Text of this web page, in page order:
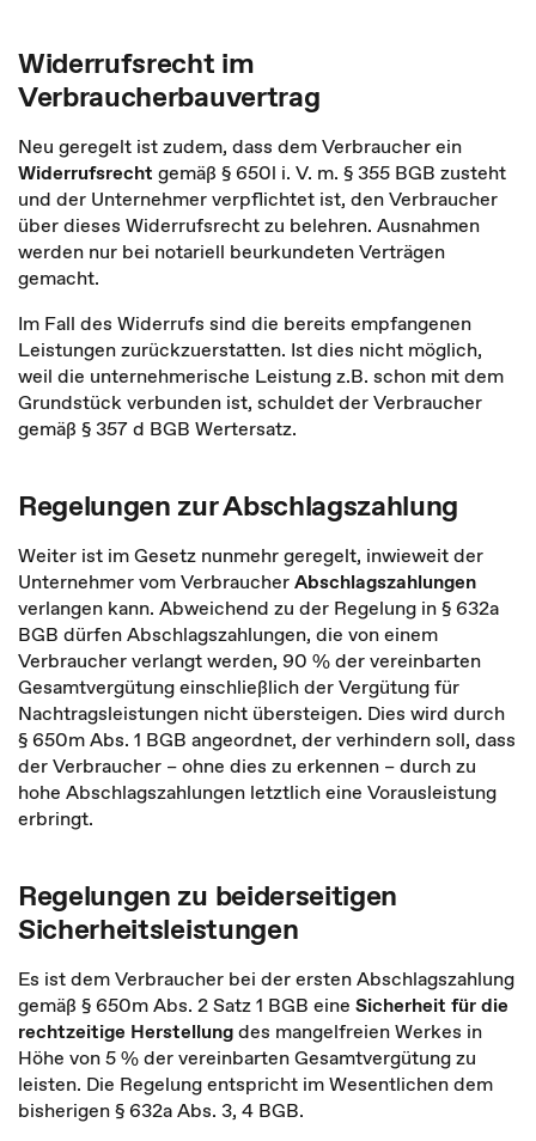
Widerrufsrecht im
Verbraucherbauvertrag
Neu geregelt ist zudem, dass dem Verbraucher ein
Widerrufsrecht gemäß § 650l i. V. m. § 355 BGB zusteht
und der Unternehmer verpflichtet ist, den Verbraucher
über dieses Widerrufsrecht zu belehren. Ausnahmen
werden nur bei notariell beurkundeten Verträgen
gemacht.
Im Fall des Widerrufs sind die bereits empfangenen
Leistungen zurückzuerstatten. Ist dies nicht möglich,
weil die unternehmerische Leistung z.B. schon mit dem
Grundstück verbunden ist, schuldet der Verbraucher
gemäß § 357 d BGB Wertersatz.
Regelungen zur Abschlagszahlung
Weiter ist im Gesetz nunmehr geregelt, inwieweit der
Unternehmer vom VerbraucherAbschlagszahlungen
verlangen kann. Abweichend zu der Regelung in § 632a
BGB dürfen Abschlagszahlungen, die von einem
Verbraucher verlangt werden, 90 % der vereinbarten
Gesamtvergütung einschließlich der Vergütung für
Nachtragsleistungen nicht übersteigen. Dies wird durch
§ 650m Abs. 1 BGB angeordnet, der verhindern soll, dass
der Verbraucher – ohne dies zu erkennen – durch zu
hohe Abschlagszahlungen letztlich eine Vorausleistung
erbringt.
Regelungen zu beiderseitigen
Sicherheitsleistungen
Es ist dem Verbraucher bei der ersten Abschlagszahlung
gemäß § 650m Abs. 2 Satz 1 BGB eine Sicherheit für die
rechtzeitige Herstellungdes mangelfreien Werkes in
Höhe von 5 % der vereinbarten Gesamtvergütung zu
leisten. Die Regelung entspricht im Wesentlichen dem
bisherigen § 632a Abs. 3, 4 BGB.